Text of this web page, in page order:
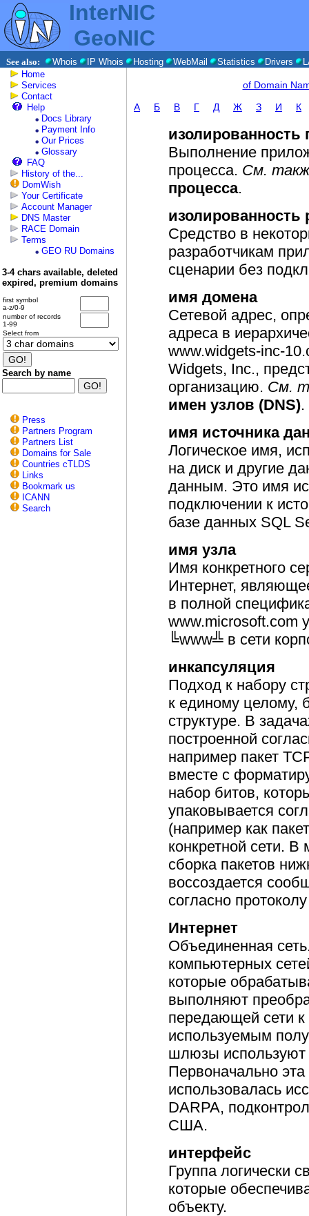
InterNIC
GeoNIC
See also: Whois IP Whois Hosting WebMail Statistics Drivers
Home
Services
Contact
Help
Docs Library
Payment Info
Our Prices
Glossary
FAQ
History of the...
DomWish
Your Certificate
Account Manager
DNS Master
RACE Domain
Terms
GEO RU Domains
3-4 chars available, deleted
expired, premium domains
first symbol
a-z/0-9
number of records
1-99
Select from
Search by name
Press
Partners Program
Partners List
Domains for Sale
Countries cTLDS
Links
Bookmark us
ICANN
Search
of Domain
A
Б В Г Д Ж З И К
изолированность
Выполнение
процесса. См.
процесса.
изолированность
Средство в
разработчикам
сценарии без
имя домена
Сетевой адрес,
адреса в
www.widgets-inc-
Widgets, Inc.,
организацию. См.
имен узлов (DNS).
имя источника
Логическое имя,
на диск и другие
данным. Это имя
подключении к
базе данных SQL
имя узла
Имя конкретного
Интернет,
в полной
www.microsoft.com
╚www╩ в сети
инкапсуляция
Подход к набору
к единому целому,
структуре. В
построенной
например пакет
вместе с
набор битов,
упаковывается
(например как
конкретной сети. В
сборка пакетов
воссоздается
согласно
Интернет
Объединенная
компьютерных
которые
выполняют
передающей сети
используемым
шлюзы используют
Первоначально
использовалась
DARPA,
США.
интерфейс
Группа логически
которые
объекту.